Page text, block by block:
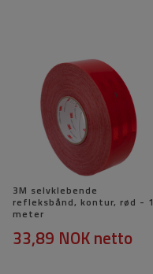
3M selvklebende
refleksbånd, kontur, rød - 1
meter
33,89 NOKnetto